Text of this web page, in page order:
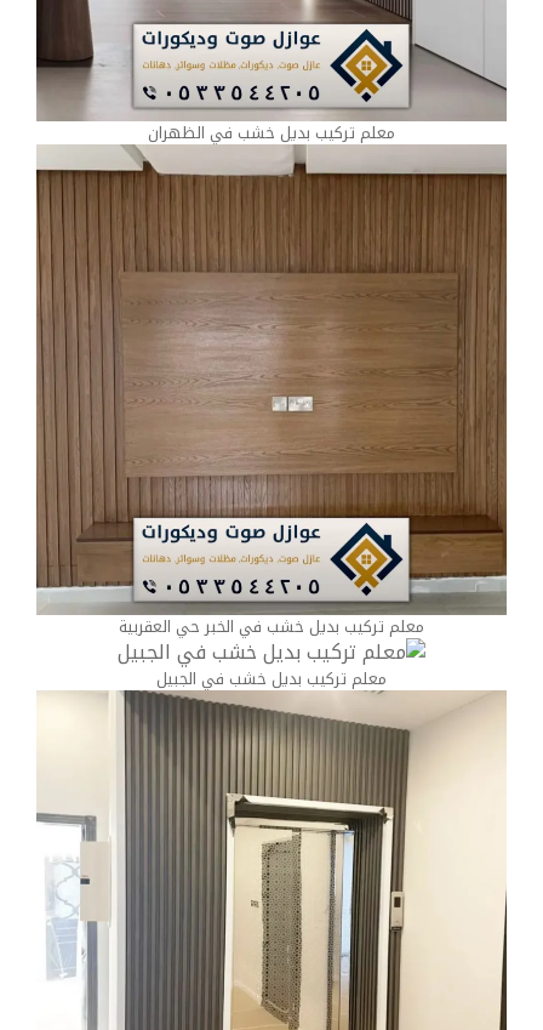
معلم تركيب بديل خشب في الظهران
معلم تركيب بديل خشب في الخبر حي العقربية
معلم تركيب بديل خشب في الجبيل